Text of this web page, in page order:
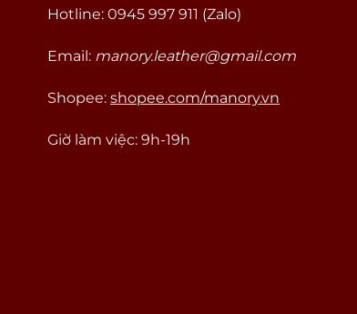
Hotline: 0945 997 911 (Zalo)
Email: manory.leather@gmail.com
Shopee: shopee.com/manory.vn
Giờ làm việc: 9h-19h